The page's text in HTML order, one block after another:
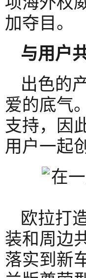
加夺目。
与用户
出色的
爱的底气
支持，因
用户一起
欧拉打
装和周边
落实到新